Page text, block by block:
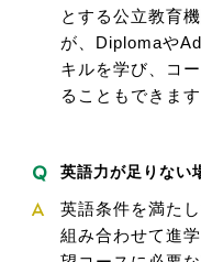
とする公立教育
が、Diplomaや
キルを学び、コ
ることもできます
英語力が足りない
英語条件を満た
組み合わせて進